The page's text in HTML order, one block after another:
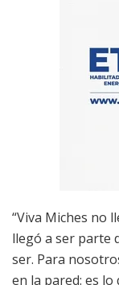
“Viva Miches no
llegó a ser parte
ser. Para
en la pared: es lo